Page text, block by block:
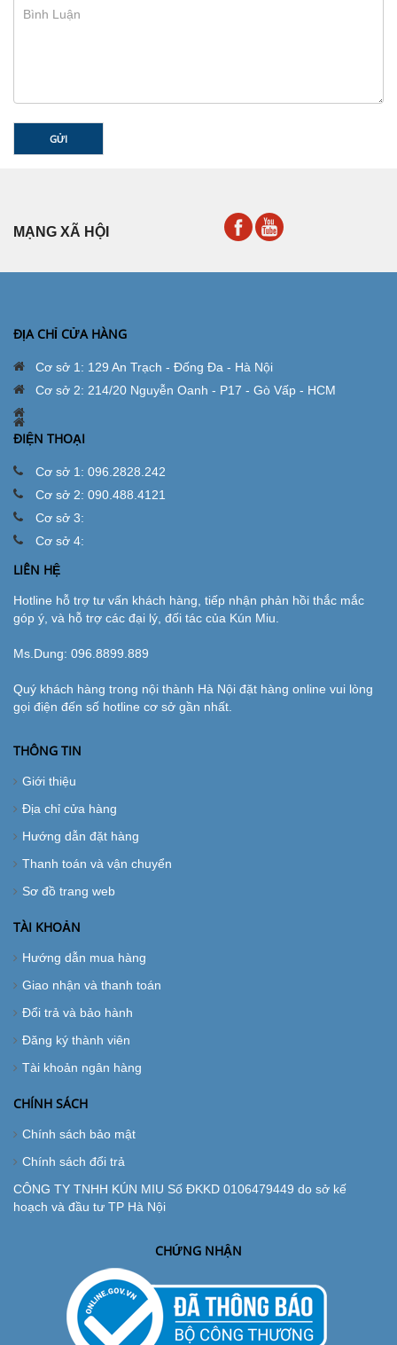
GỬI
MẠNG XÃ HỘI
ĐỊA CHỈ CỬA HÀNG
Cơ sở 1: 129 An Trạch - Đống Đa - Hà Nội
Cơ sở 2: 214/20 Nguyễn Oanh - P17 - Gò Vấp - HCM
ĐIỆN THOẠI
Cơ sở 1: 096.2828.242
Cơ sở 2: 090.488.4121
Cơ sở 3:
Cơ sở 4:
LIÊN HỆ
Hotline hỗ trợ tư vấn khách hàng, tiếp nhận phản hồi thắc mắc
góp ý, và hỗ trợ các đại lý, đối tác của Kún Miu.
Ms.Dung: 096.8899.889
Quý khách hàng trong nội thành Hà Nội đặt hàng online vui lòng
gọi điện đến số hotline cơ sở gần nhất.
THÔNG TIN
Giới thiệu
Địa chỉ cửa hàng
Hướng dẫn đặt hàng
Thanh toán và vận chuyển
Sơ đồ trang web
TÀI KHOẢN
Hướng dẫn mua hàng
Giao nhận và thanh toán
Đổi trả và bảo hành
Đăng ký thành viên
Tài khoản ngân hàng
CHÍNH SÁCH
Chính sách bảo mật
Chính sách đổi trả
CÔNG TY TNHH KÚN MIU Số ĐKKD 0106479449 do sở kế
hoạch và đầu tư TP Hà Nội
CHỨNG NHẬN